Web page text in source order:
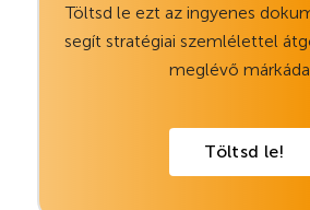
Töltsd le ezt az ingyenes
segít stratégiai szemlélettel
meglévő
Töltsd le!